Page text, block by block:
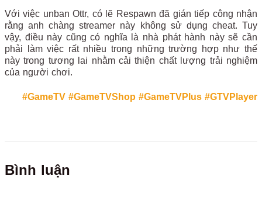
Với việc unban Ottr, có lẽ Respawn đã gián tiếp công nhận
rằng anh chàng streamer này không sử dụng cheat. Tuy
vậy, điều này cũng có nghĩa là nhà phát hành này sẽ cần
phải làm việc rất nhiều trong những trường hợp như thế
này trong tương lai nhằm cải thiện chất lượng trải nghiệm
của người chơi.
#GameTV #GameTVShop #GameTVPlus #GTVPlayer
Bình luận